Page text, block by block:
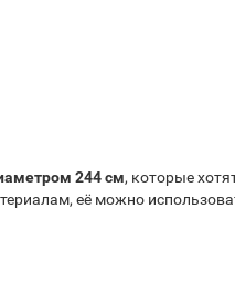
244 см, которые
её можно